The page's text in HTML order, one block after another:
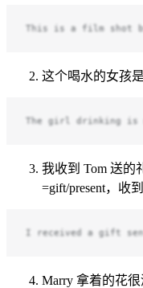
This is a film shot
这个喝水的女孩
The girl drinking is
我收到 Tom 送的
=gift/present，收
I received a gift
Marry 拿着的花